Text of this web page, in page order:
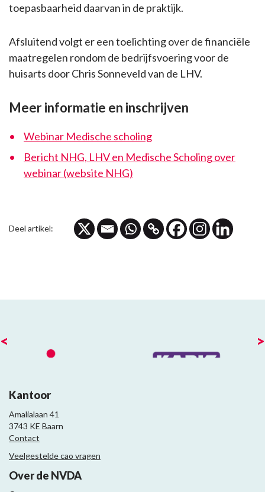
toepasbaarheid daarvan in de praktijk.
Afsluitend volgt er een toelichting over de financiële
maatregelen rondom de bedrijfsvoering voor de
huisarts door Chris Sonneveld van de LHV.
Meer informatie en inschrijven
Webinar Medische scholing
Bericht NHG, LHV en Medische Scholing over
webinar (website NHG)
Deel artikel:
< >
Kantoor
Amalialaan 41
3743 KE Baarn
Contact
Veelgestelde cao vragen
Over de NVDA